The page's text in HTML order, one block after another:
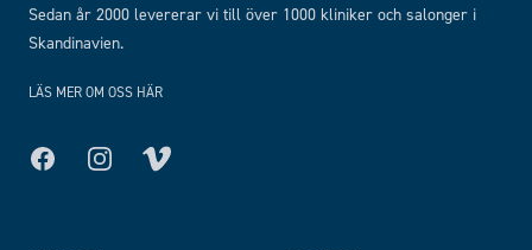
Sedan år 2000 levererar vi till över 1000 kliniker och salonger i
Skandinavien.
LÄS MER OM OSS HÄR
FacebookInstagram